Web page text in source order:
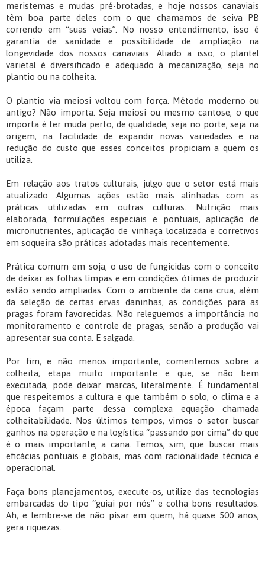
meristemas e mudas pré-brotadas, e hoje nossos canaviais
têm boa parte deles com o que chamamos de seiva PB
correndo em “suas veias”. No nosso entendimento, isso é
garantia de sanidade e possibilidade de ampliação na
longevidade dos nossos canaviais. Aliado a isso, o plantel
varietal é diversificado e adequado à mecanização, seja no
plantio ou na colheita.
O plantio via meiosi voltou com força. Método moderno ou
antigo? Não importa. Seja meiosi ou mesmo cantose, o que
importa é ter muda perto, de qualidade, seja no porte, seja na
origem, na facilidade de expandir novas variedades e na
redução do custo que esses conceitos propiciam a quem os
utiliza.
Em relação aos tratos culturais, julgo que o setor está mais
atualizado. Algumas ações estão mais alinhadas com as
práticas utilizadas em outras culturas. Nutrição mais
elaborada, formulações especiais e pontuais, aplicação de
micronutrientes, aplicação de vinhaça localizada e corretivos
em soqueira são práticas adotadas mais recentemente.
Prática comum em soja, o uso de fungicidas com o conceito
de deixar as folhas limpas e em condições ótimas de produzir
estão sendo ampliadas. Com o ambiente da cana crua, além
da seleção de certas ervas daninhas, as condições para as
pragas foram favorecidas. Não releguemos a importância no
monitoramento e controle de pragas, senão a produção vai
apresentar sua conta. E salgada.
Por fim, e não menos importante, comentemos sobre a
colheita, etapa muito importante e que, se não bem
executada, pode deixar marcas, literalmente. É fundamental
que respeitemos a cultura e que também o solo, o clima e a
época façam parte dessa complexa equação chamada
colheitabilidade. Nos últimos tempos, vimos o setor buscar
ganhos na operação e na logística “passando por cima” do que
é o mais importante, a cana. Temos, sim, que buscar mais
eficácias pontuais e globais, mas com racionalidade técnica e
operacional.
Faça bons planejamentos, execute-os, utilize das tecnologias
embarcadas do tipo “guiai por nós” e colha bons resultados.
Ah, e lembre-se de não pisar em quem, há quase 500 anos,
gera riquezas.